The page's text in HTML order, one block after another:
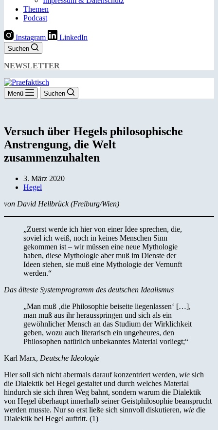
Themen
Podcast
Instagram LinkedIn
Suchen
NEWSLETTER
Menü Suchen
Versuch über Hegels philosophische
Anstrengung, die Welt
zusammenzuhalten
3. März 2020
Hegel
von David Hellbrück (Freiburg/Wien)
„Zuerst werde ich hier von einer Idee sprechen, die,
soviel ich weiß, noch in keines Menschen Sinn
gekommen ist – wir müssen eine neue Mythologie
haben, diese Mythologie aber muß im Dienste der
Ideen stehen, sie muß eine Mythologie der Vernunft
werden.“
Das älteste Systemprogramm des deutschen Idealismus
„Man muß ‚die Philosophie beiseite liegenlassen‘ […],
man muß aus ihr herausspringen und sich als ein
gewöhnlicher Mensch an das Studium der Wirklichkeit
geben, wozu auch literarisch ein ungeheures, den
Philosophen natürlich unbekanntes Material vorliegt;“
Karl Marx, Deutsche Ideologie
Hier soll sich nicht abermals darauf konzentriert werden, wie sich
die Dialektik bei Hegel gestaltet und durch welches Material
hindurch sie sich ihren Weg bahnt, sondern warum die Dialektik
von Hegel überhaupt innerhalb seiner Geistphilosophie beansprucht
werden musste. Nur so erst ließe sich sinnvoll diskutieren, wie die
Dialektik bei Hegel auftritt. (1)